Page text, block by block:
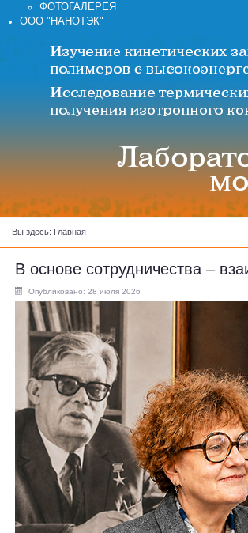
ФОТОГАЛЕРЕЯ
ООО "НАНОТЭК"
Вы здесь: Главная
В основе сотрудничества –
Опубликовано: 28 июля 2026